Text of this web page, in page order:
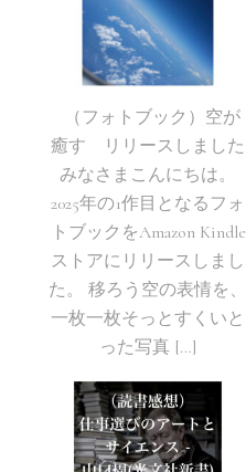
（フォトブック）空が
癒す リリースしました
みなさまこんにちは。
2025年の1作目となるフォ
トブックをAmazon Kindle
ストアにリリースしまし
た。 移ろう空の表情を、
一枚一枚そっとすくいと
った写真 […]